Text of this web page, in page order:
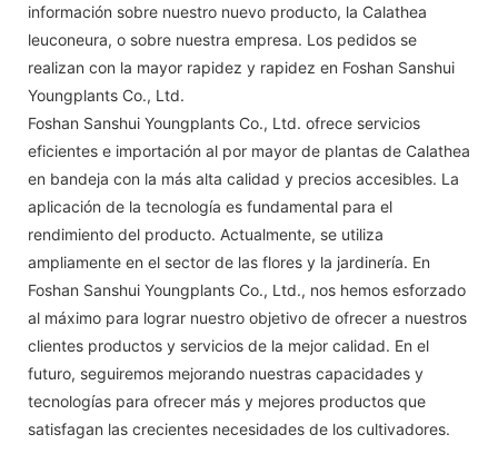
información sobre nuestro nuevo producto, la Calathea
leuconeura, o sobre nuestra empresa. Los pedidos se
realizan con la mayor rapidez y rapidez en Foshan Sanshui
Youngplants Co., Ltd.
Foshan Sanshui Youngplants Co., Ltd. ofrece servicios
eficientes e importación al por mayor de plantas de Calathea
en bandeja con la más alta calidad y precios accesibles. La
aplicación de la tecnología es fundamental para el
rendimiento del producto. Actualmente, se utiliza
ampliamente en el sector de las flores y la jardinería. En
Foshan Sanshui Youngplants Co., Ltd., nos hemos esforzado
al máximo para lograr nuestro objetivo de ofrecer a nuestros
clientes productos y servicios de la mejor calidad. En el
futuro, seguiremos mejorando nuestras capacidades y
tecnologías para ofrecer más y mejores productos que
satisfagan las crecientes necesidades de los cultivadores.